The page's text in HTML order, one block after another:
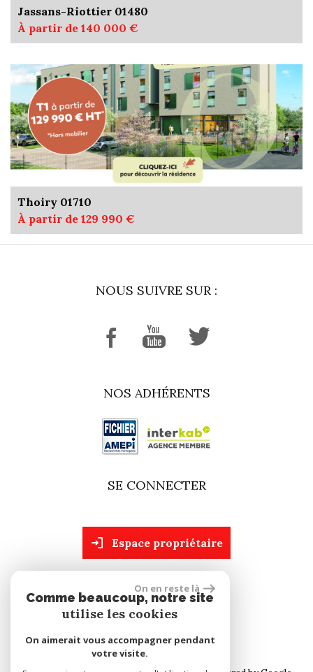
Jassans-Riottier 01480
À partir de 140 000 €
Thoiry 01710
À partir de 129 990 €
NOUS SUIVRE SUR :
NOS ADHÉRENTS
SE CONNECTER
espace propriétaire
site réalisé par
On en reste là
Comme beaucoup, notre site
utilise les cookies
On aimerait vous accompagner pendant
votre visite.